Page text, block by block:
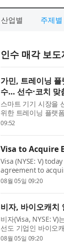
산업별 주제별
인수 매각 보도
가민, 트레이닝 플
수… 선수·코치 맞
스마트 기기 시장을
위한 트레이닝 플랫
익(TrainHeroic)’을
09:52
Visa to Acquire
Visa (NYSE: V)
agreement to
behavioral-first,
08월 05일 09:20
비자, 바이오캐치
비자(Visa, NYSE:
선도 기업인 바이오
드 및 기타 주주들로
08월 05일 09:20